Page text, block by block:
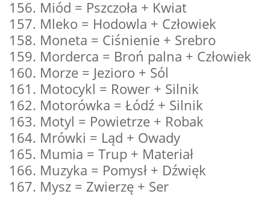
156. Miód = Pszczoła + Kwiat
157. Mleko = Hodowla + Człowiek
158. Moneta = Ciśnienie + Srebro
159. Morderca = Broń palna + Człowiek
160. Morze = Jezioro + Sól
161. Motocykl = Rower + Silnik
162. Motorówka = Łódź + Silnik
163. Motyl = Powietrze + Robak
164. Mrówki = Ląd + Owady
165. Mumia = Trup + Materiał
166. Muzyka = Pomysł + Dźwięk
167. Mysz = Zwierzę + Ser